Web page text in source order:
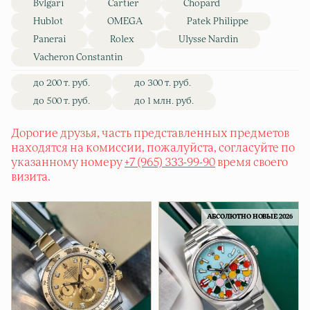
Bvlgari Cartier
Chopard
Hublot
OMEGA
Patek Philippe
Panerai
Rolex
Ulysse Nardin
Vacheron Constantin
до 200 т. руб.
до 300 т. руб.
до 500 т. руб.
до 1 млн. руб.
Дорогие друзья, часть представленных предметов
находятся на комиссии, пожалуйста, согласуйте по
указанному номеру+7 (965) 333-99-90 время своего
визита.
АБСОЛЮТНО НОВЫЕ 2026